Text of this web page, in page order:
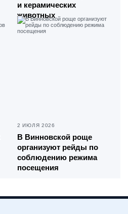
и керамических
животных
2 ИЮЛЯ 2026
В Винновской роще
организуют рейды по
соблюдению режима
посещения